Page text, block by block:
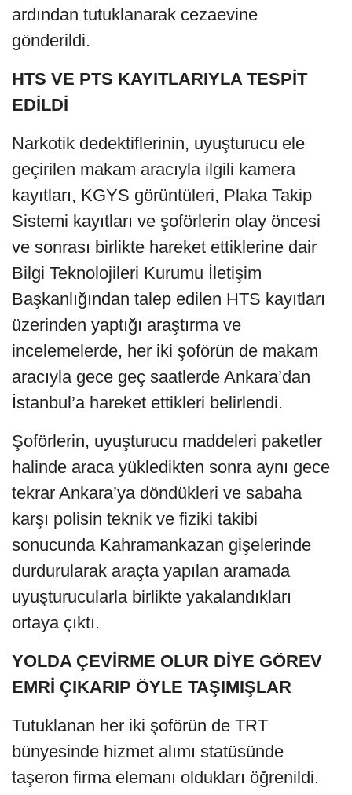
ardından tutuklanarak cezaevine
gönderildi.
HTS VE PTS KAYITLARIYLA TESPİT
EDİLDİ
Narkotik dedektiflerinin, uyuşturucu ele
geçirilen makam aracıyla ilgili kamera
kayıtları, KGYS görüntüleri, Plaka Takip
Sistemi kayıtları ve şoförlerin olay öncesi
ve sonrası birlikte hareket ettiklerine dair
Bilgi Teknolojileri Kurumu İletişim
Başkanlığından talep edilen HTS kayıtları
üzerinden yaptığı araştırma ve
incelemelerde, her iki şoförün de makam
aracıyla gece geç saatlerde Ankara’dan
İstanbul’a hareket ettikleri belirlendi.
Şoförlerin, uyuşturucu maddeleri paketler
halinde araca yükledikten sonra aynı gece
tekrar Ankara’ya döndükleri ve sabaha
karşı polisin teknik ve fiziki takibi
sonucunda Kahramankazan gişelerinde
durdurularak araçta yapılan aramada
uyuşturucularla birlikte yakalandıkları
ortaya çıktı.
YOLDA ÇEVİRME OLUR DİYE GÖREV
EMRİ ÇIKARIP ÖYLE TAŞIMIŞLAR
Tutuklanan her iki şoförün de TRT
bünyesinde hizmet alımı statüsünde
taşeron firma elemanı oldukları öğrenildi.